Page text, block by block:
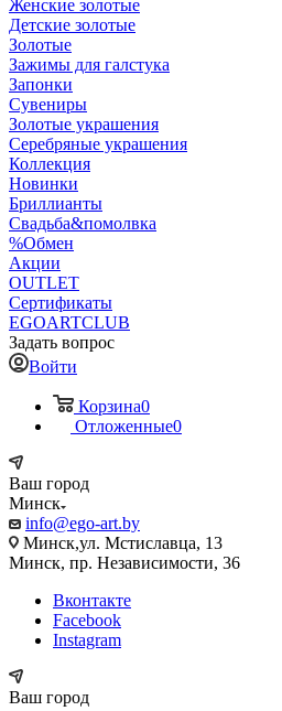
Женские золотые
Детские золотые
Золотые
Зажимы для галстука
Запонки
Сувениры
Золотые украшения
Серебряные украшения
Коллекция
Новинки
Бриллианты
Свадьба&помолвка
%Обмен
Акции
OUTLET
Сертификаты
EGOARTCLUB
Задать вопрос
Войти
Корзина0
Отложенные0
Ваш город
Минск
info@ego-art.by
Минск,ул. Мстиславца, 13
Минск, пр. Независимости, 36
Вконтакте
Facebook
Instagram
Ваш город